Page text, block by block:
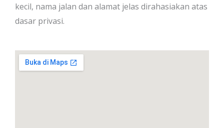
kecil, nama jalan dan alamat jelas dirahasiakan atas
dasar privasi.